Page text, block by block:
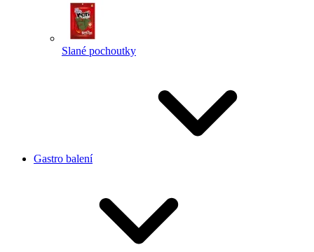
Slané pochoutky
Gastro balení